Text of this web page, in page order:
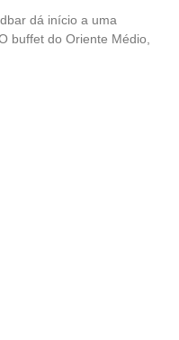
dá início a uma
buffet do Oriente Médio,